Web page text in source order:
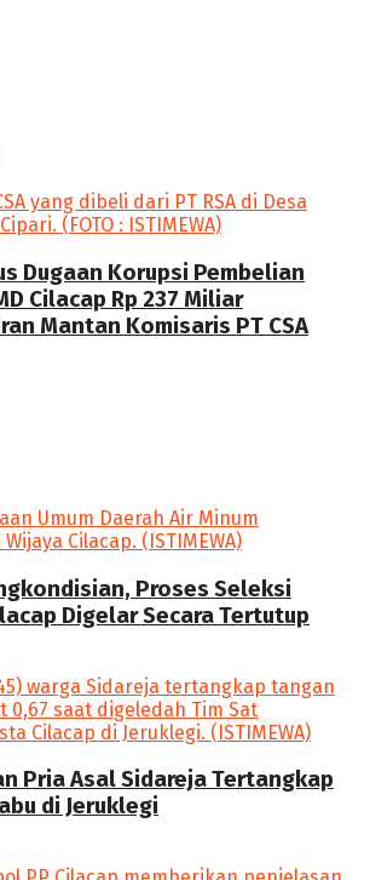
Dugaan Korupsi Pembelian
Cilacap Rp 237 Miliar
Mantan Komisaris PT CSA
Proses Seleksi
Digelar Secara Tertutup
Pria Asal Sidareja Tertangkap
di Jeruklegi